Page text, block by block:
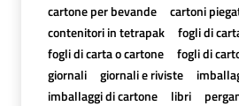
cartone per bevande
cartoni
contenitori in tetrapak
fogli di
fogli di carta o cartone
fogli di
giornali
giornali e riviste
imballaggi di cartone
libri